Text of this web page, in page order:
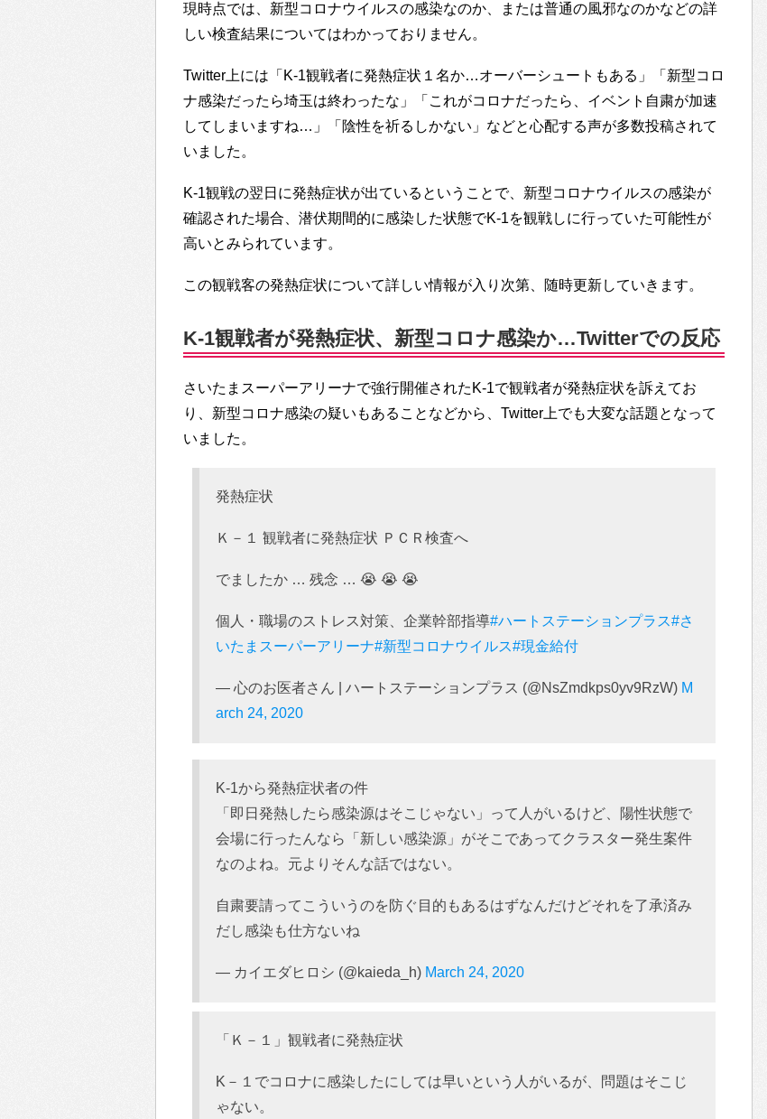
現時点では、新型コロナウイルスの感染なのか、または普通の風邪なのかなどの詳
しい検査結果についてはわかっておりません。
Twitter上には「K-1観戦者に発熱症状１名か…オーバーシュートもある」「新型コロ
ナ感染だったら埼玉は終わったな」「これがコロナだったら、イベント自粛が加速
してしまいますね…」「陰性を祈るしかない」などと心配する声が多数投稿されて
いました。
K-1観戦の翌日に発熱症状が出ているということで、新型コロナウイルスの感染が
確認された場合、潜伏期間的に感染した状態でK-1を観戦しに行っていた可能性が
高いとみられています。
この観戦客の発熱症状について詳しい情報が入り次第、随時更新していきます。
K-1観戦者が発熱症状、新型コロナ感染か…Twitterでの反応
さいたまスーパーアリーナで強行開催されたK-1で観戦者が発熱症状を訴えてお
り、新型コロナ感染の疑いもあることなどから、Twitter上でも大変な話題となって
いました。
発熱症状
Ｋ－１ 観戦者に発熱症状 ＰＣＲ検査へ
でましたか … 残念 … 😭 😭 😭
個人・職場のストレス対策、企業幹部指導#ハートステーションプラス#さ
いたまスーパーアリーナ#新型コロナウイルス#現金給付
— 心のお医者さん | ハートステーションプラス (@NsZmdkps0yv9RzW) M
arch 24, 2020
K-1から発熱症状者の件
「即日発熱したら感染源はそこじゃない」って人がいるけど、陽性状態で
会場に行ったんなら「新しい感染源」がそこであってクラスター発生案件
なのよね。元よりそんな話ではない。
自粛要請ってこういうのを防ぐ目的もあるはずなんだけどそれを了承済み
だし感染も仕方ないね
— カイエダヒロシ (@kaieda_h) March 24, 2020
「Ｋ－１」観戦者に発熱症状
K－１でコロナに感染したにしては早いという人がいるが、問題はそこじ
ゃない。